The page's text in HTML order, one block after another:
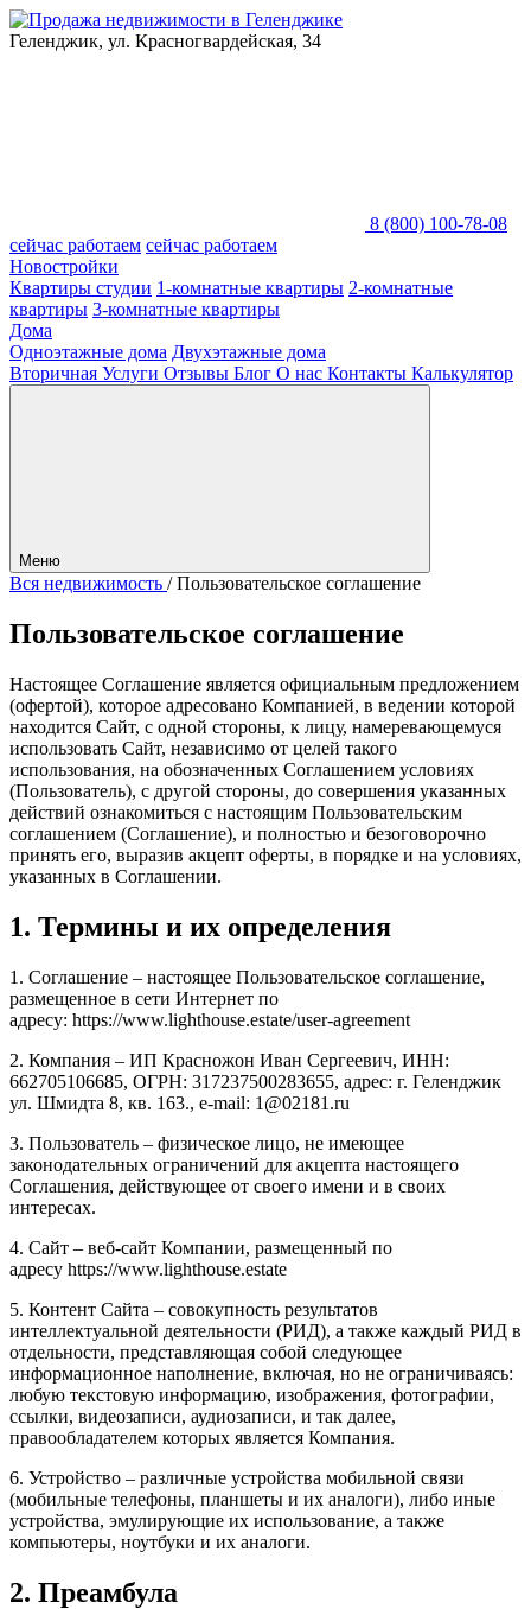
Геленджик, ул. Красногвардейская, 34
8 (800) 100-78-08
сейчас работаем сейчас работаем
Новостройки
Квартиры студии 1-комнатные квартиры 2-комнатные
квартиры 3-комнатные квартиры
Дома
Одноэтажные дома Двухэтажные дома
Вторичная Услуги Отзывы Блог О нас Контакты Калькулятор
Меню
Вся недвижимость / Пользовательское соглашение
Пользовательское соглашение
Настоящее Соглашение является официальным предложением
(офертой), которое адресовано Компанией, в ведении которой
находится Сайт, с одной стороны, к лицу, намеревающемуся
использовать Сайт, независимо от целей такого
использования, на обозначенных Соглашением условиях
(Пользователь), с другой стороны, до совершения указанных
действий ознакомиться с настоящим Пользовательским
соглашением (Соглашение), и полностью и безоговорочно
принять его, выразив акцепт оферты, в порядке и на условиях,
указанных в Соглашении.
1. Термины и их определения
1. Соглашение – настоящее Пользовательское соглашение,
размещенное в сети Интернет по
адресу: https://www.lighthouse.estate/user-agreement
2. Компания – ИП Красножон Иван Сергеевич, ИНН:
662705106685, ОГРН: 317237500283655, адрес: г. Геленджик
ул. Шмидта 8, кв. 163., e-mail: 1@02181.ru
3. Пользователь – физическое лицо, не имеющее
законодательных ограничений для акцепта настоящего
Соглашения, действующее от своего имени и в своих
интересах.
4. Сайт – веб-сайт Компании, размещенный по
адресу https://www.lighthouse.estate
5. Контент Сайта – совокупность результатов
интеллектуальной деятельности (РИД), а также каждый РИД в
отдельности, представляющая собой следующее
информационное наполнение, включая, но не ограничиваясь:
любую текстовую информацию, изображения, фотографии,
ссылки, видеозаписи, аудиозаписи, и так далее,
правообладателем которых является Компания.
6. Устройство – различные устройства мобильной связи
(мобильные телефоны, планшеты и их аналоги), либо иные
устройства, эмулирующие их использование, а также
компьютеры, ноутбуки и их аналоги.
2. Преамбула